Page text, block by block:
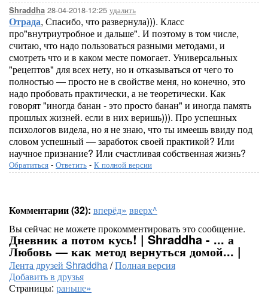
Shraddha 28-04-2018-12:25 удалить
Отрада, Спасибо, что развернула))). Класс
про"внутриутробное и дальше". И поэтому в том числе,
считаю, что надо пользоваться разными методами, и
смотреть что и в каком месте помогает. Универсальных
"рецептов" для всех нету, но и отказываться от чего то
полностью — просто не в свойстве меня, но конечно, это
надо пробовать практически, а не теоретически. Как
говорят "иногда банан - это просто банан" и иногда память
прошлых жизней. если в них веришь))). Про успешных
психологов видела, но я не знаю, что ты имеешь ввиду под
словом успешный — заработок своей практикой? Или
научное признание? Или счастливая собственная жизнь?
Обратиться - Ответить - К полной версии
Комментарии (32): вперёд» вверх^
Вы сейчас не можете прокомментировать это сообщение.
Дневник а потом кусь! | Shraddha - ... а
Любовь — как метод вернуться домой... |
Лента друзей Shraddha/Полная версия
Добавить в друзья
Страницы: раньше»